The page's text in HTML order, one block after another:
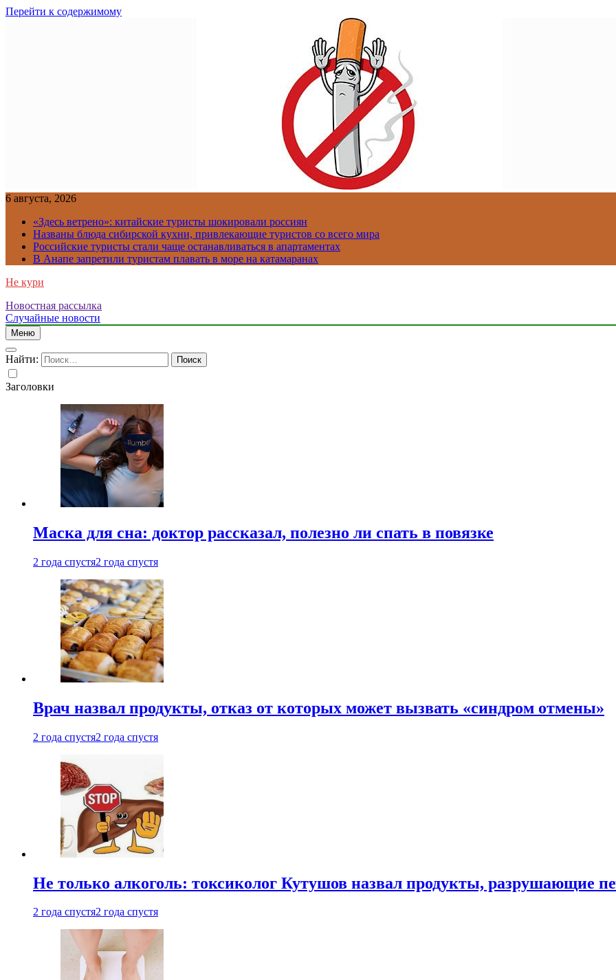
Перейти к содержимому
6 августа, 2026
«Здесь ветрено»: китайские туристы шокировали россиян
Названы блюда сибирской кухни, привлекающие туристов со всего мира
Российские туристы стали чаще останавливаться в апартаментах
В Анапе запретили туристам плавать в море на катамаранах
Не кури
Новостная рассылка
Случайные новости
Меню
Найти:
Заголовки
Маска для сна: доктор рассказал, полезно ли спать в повязке
2 года спустя2 года спустя
Врач назвал продукты, отказ от которых может вызвать «синдром отмены»
2 года спустя2 года спустя
Не только алкоголь: токсиколог Кутушов назвал продукты, разрушающие
2 года спустя2 года спустя